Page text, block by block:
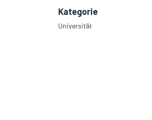
Kategorie
Universität